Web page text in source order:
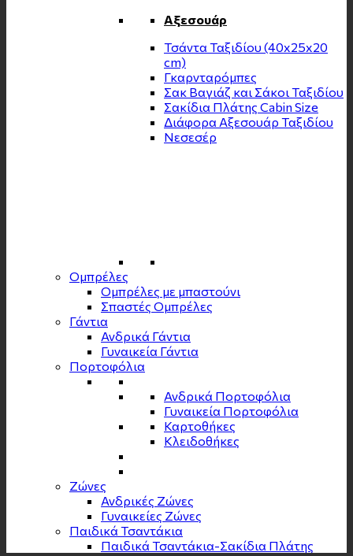
Αξεσουάρ
Τσάντα Ταξιδίου (40x25x20
cm)
Γκαρνταρόμπες
Σακ Βαγιάζ και Σάκοι Ταξιδίου
Σακίδια Πλάτης Cabin Size
Διάφορα Αξεσουάρ Ταξιδίου
Νεσεσέρ
Ομπρέλες
Ομπρέλες με μπαστούνι
Σπαστές Ομπρέλες
Γάντια
Ανδρικά Γάντια
Γυναικεία Γάντια
Πορτοφόλια
Ανδρικά Πορτοφόλια
Γυναικεία Πορτοφόλια
Καρτοθήκες
Κλειδοθήκες
Zώνες
Ανδρικές Ζώνες
Γυναικείες Ζώνες
Παιδικά Τσαντάκια
Παιδικά Τσαντάκια-Σακίδια Πλάτης